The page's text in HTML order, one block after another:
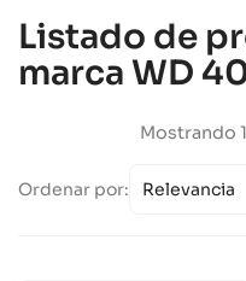
Listado de
marca WD
Mostrando
Ordenar por: Relevancia